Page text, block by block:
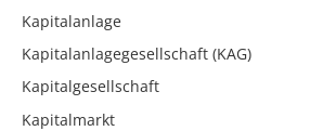
Kapitalanlage
Kapitalanlagegesellschaft (KAG)
Kapitalgesellschaft
Kapitalmarkt